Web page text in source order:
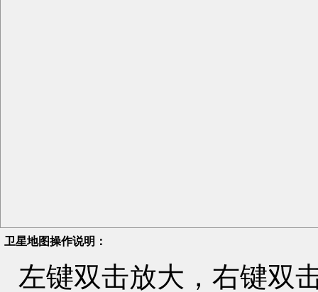
卫星地图操作说明：
左键双击放大，右键双